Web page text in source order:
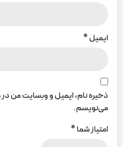
ایمیل*
ذخیره نام، ایمیل و وبسایت من در
می‌نویسم.
امتیاز شما*